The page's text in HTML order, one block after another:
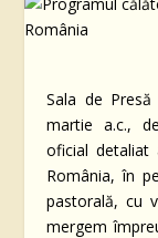
Sala de
martie a.c.,
oficial detaliat
România, în
pastorală, cu
mergem